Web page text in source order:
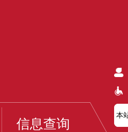
信息查询